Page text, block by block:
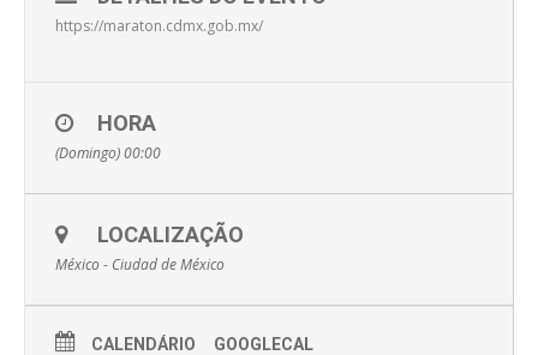
https://maraton.cdmx.gob.mx/
HORA
(Domingo) 00:00
LOCALIZAÇÃO
México - Ciudad de México
CALENDÁRIO GOOGLECAL